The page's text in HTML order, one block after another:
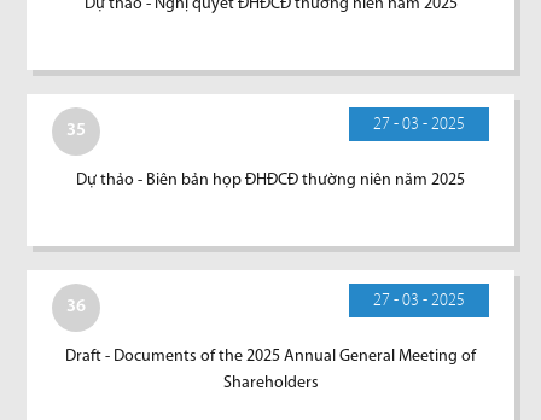
Dự thảo - Nghị quyết ĐHĐCĐ thường niên năm 2025
35 27 - 03 - 2025
Dự thảo - Biên bản họp ĐHĐCĐ thường niên năm 2025
36 27 - 03 - 2025
Draft - Documents of the 2025 Annual General Meeting of
Shareholders